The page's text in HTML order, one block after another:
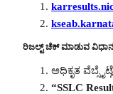
ರಿಜಲ್ಟ್ ಚೆಕ್ ಮಾಡುವ
ಅಧಿಕೃತ
“SSLC